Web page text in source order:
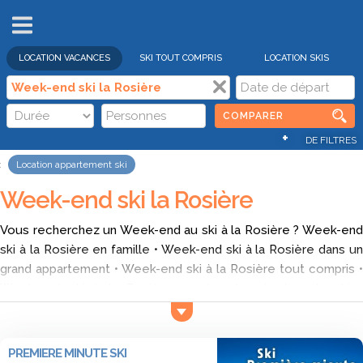
LOCATION VACANCES SKI TOUT COMPRIS LOCATION SKIS
COMPARER
+ DE FILTRES
Location appartement ski
Week-end ski la Rosière
Vous recherchez un Week-end au ski à la Rosière ? Week-end
ski à la Rosière en famille • Week-end ski à la Rosière dans un
grand appartement • Week-end ski à la Rosière tout compris •
comparez toutes les locations de Week-end dans la station
pas cher avec Ski Express
PREMIERE MINUTE SKI